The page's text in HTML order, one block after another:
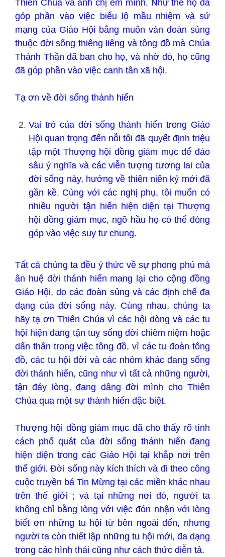
Thiên Chúa và anh chị em mình. Như thế họ đã
góp phần vào việc biểu lộ mầu nhiệm và sứ
mạng của Giáo Hội bằng muôn vàn đoàn sủng
thuộc đời sống thiêng liêng và tông đồ mà Chúa
Thánh Thần đã ban cho họ, và nhờ đó, họ cũng
đã góp phần vào việc canh tân xã hội.
Tạ ơn về đời sống thánh hiến
Vai trò của đời sống thánh hiến trong Giáo
Hội quan trọng đến nỗi tôi đã quyết định triệu
tập một Thượng hội đồng giám mục để đào
sâu ý nghĩa và các viễn tượng tương lai của
đời sống này, hướng về thiên niên kỷ mới đã
gần kề. Cùng với các nghị phụ, tôi muốn có
nhiều người tận hiến hiện diện tại Thượng
hội đồng giám mục, ngõ hầu họ có thể đóng
góp vào việc suy tư chung.
Tất cả chúng ta đều ý thức về sự phong phú mà
ân huệ đời thánh hiến mang lại cho cộng đồng
Giáo Hội, do các đoàn sủng và các định chế đa
dạng của đời sống này. Cùng nhau, chúng ta
hãy tạ ơn Thiên Chúa vì các hội dòng và các tu
hội hiện đang tận tuỵ sống đời chiêm niệm hoặc
dấn thân trong việc tông đồ, vì các tu đoàn tông
đồ, các tu hội đời và các nhóm khác đang sống
đời thánh hiến, cũng như vì tất cả những người,
tận đáy lòng, đang dâng đời mình cho Thiên
Chúa qua một sự thánh hiến đặc biệt.
Thượng hội đồng giám mục đã cho thấy rõ tính
cách phổ quát của đời sống thánh hiến đang
hiện diện trong các Giáo Hội tại khắp nơi trên
thế giới. Đời sống này kích thích và đi theo công
cuộc truyền bá Tin Mừng tại các miền khác nhau
trên thế giới ; và tại những nơi đó, người ta
không chỉ bằng lòng với việc đón nhận với lòng
biết ơn những tu hội từ bên ngoài đến, nhưng
người ta còn thiết lập những tu hội mới, đa dạng
trong các hình thái cũng như cách thức diễn tả.